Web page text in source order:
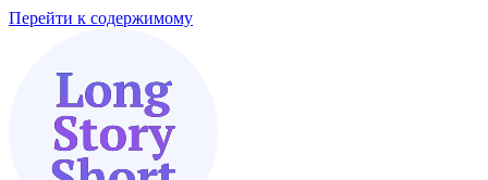
Перейти к содержимому